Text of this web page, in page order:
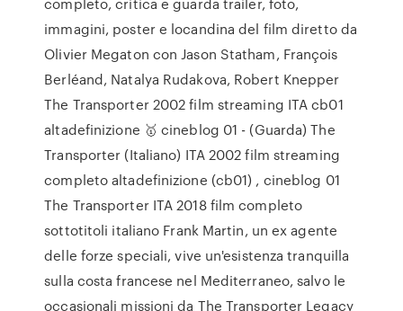
immagini, poster e locandina del film diretto da
Olivier Megaton con Jason Statham, François
Berléand, Natalya Rudakova, Robert Knepper
The Transporter 2002 film streaming ITA cb01
altadefinizione 🥇 cineblog 01 - (Guarda) The
Transporter (Italiano) ITA 2002 film streaming
completo altadefinizione (cb01) , cineblog 01
The Transporter ITA 2018 film completo
sottotitoli italiano Frank Martin, un ex agente
delle forze speciali, vive un'esistenza tranquilla
sulla costa francese nel Mediterraneo, salvo le
occasionali missioni da The Transporter Legacy